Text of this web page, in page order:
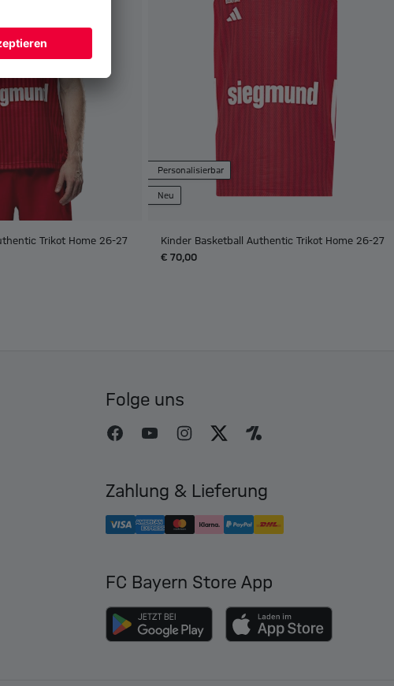
Trikot Home 26-27
Personalisierbar
Neu
Kinder Basketball Authentic Trikot Home 26-27
€ 70,00
Folge uns
Zahlung & Lieferung
FC Bayern Store App